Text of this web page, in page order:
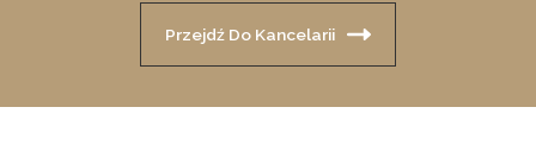
Przejdź Do Kancelarii